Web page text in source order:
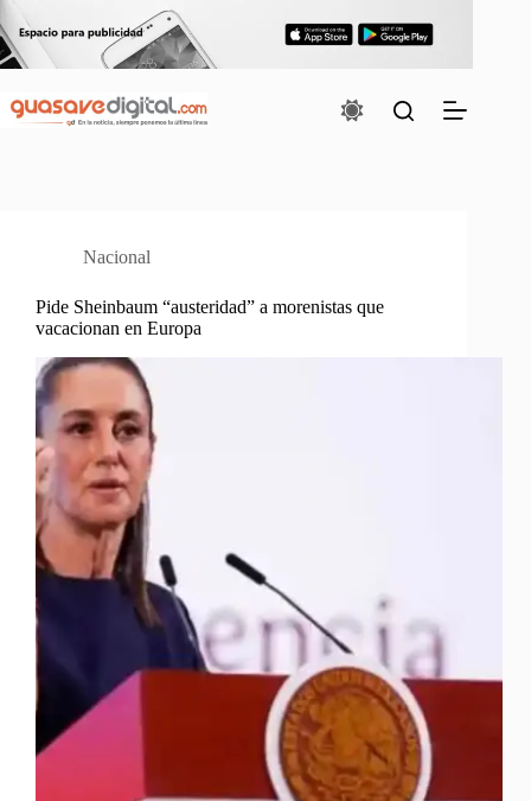
al
contenido
Nacional
Pide Sheinbaum “austeridad” a morenistas que
vacacionan en Europa